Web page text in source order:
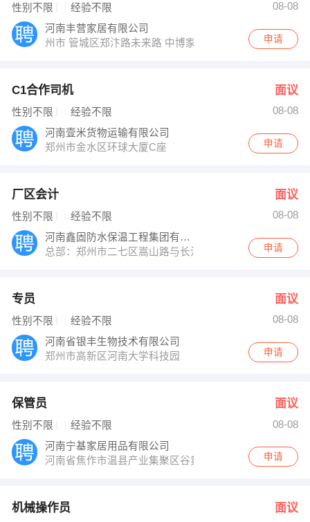
性别不限 经验不限
08-08
河南丰营家居有限公司
州市 管城区郑汴路未来路 中博家具中心
申请
C1合作司机 面议
性别不限 经验不限
08-08
河南壹米货物运输有限公司
郑州市金水区环球大厦C座
申请
厂区会计 面议
性别不限 经验不限
08-08
河南鑫固防水保温工程集团有限公司
总部：郑州市二七区嵩山路与长江路交叉口西南角亚星
申请
专员 面议
性别不限 经验不限
08-08
河南省银丰生物技术有限公司
郑州市高新区河南大学科技园
申请
保管员 面议
性别不限 经验不限
08-08
河南宁基家居用品有限公司
河南省焦作市温县产业集聚区谷黄路南侧500米
申请
机械操作员 面议